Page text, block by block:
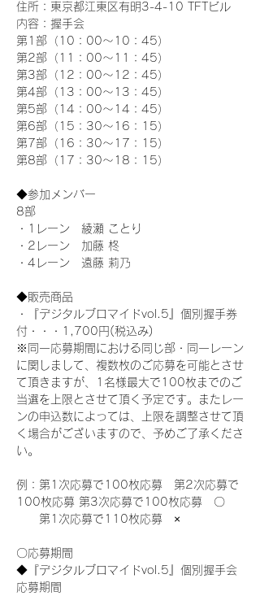
住所：東京都江東区有明3-4-10 TFTビル
内容：握手会
第1部（10：00～10：45）
第2部（11：00～11：45）
第3部（12：00～12：45）
第4部（13：00～13：45）
第5部（14：00～14：45）
第6部（15：30～16：15）
第7部（16：30～17：15）
第8部（17：30～18：15）
◆参加メンバー
8部
・1レーン　綾瀬 ことり
・2レーン　加藤 柊
・4レーン　遠藤 莉乃
◆販売商品
・『デジタルブロマイドvol.5』個別握手券
付・・・1,700円(税込み)
※同一応募期間における同じ部・同一レーン
に関しまして、複数枚のご応募を可能とさせ
て頂きますが、1名様最大で100枚までのご
当選を上限とさせて頂く予定です。またレー
ンの申込数によっては、上限を調整させて頂
く場合がございますので、予めご了承くださ
い。
例：第1次応募で100枚応募　第2次応募で
100枚応募 第3次応募で100枚応募　〇
第1次応募で110枚応募　×
〇応募期間
◆『デジタルブロマイドvol.5』個別握手会
応募期間